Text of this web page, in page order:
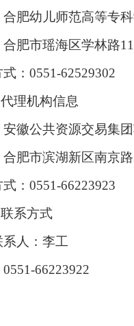
合肥幼儿师范高等专
肥市瑶海区学林路
：0551-62529302
理机构信息
徽公共资源交易集
合肥市滨湖新区南京
：0551-66223923
系方式
人：李工
66223922